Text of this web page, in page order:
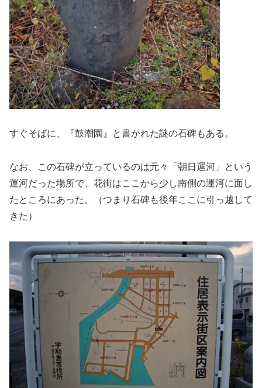
すぐそばに、『鼓潮園』と書かれた謎の石碑もある。
なお、この石碑が立っているのは元々「朝日運河」という
運河だった場所で、花街はここから少し南側の運河に面し
たところにあった。（つまり石碑も後年ここに引っ越して
きた）